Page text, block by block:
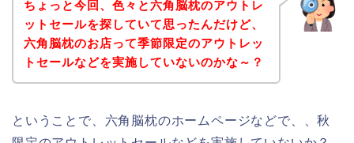
ちょっと今回、色々と六角脳枕のアウトレ
ットセールを探していて思ったんだけど、
六角脳枕のお店って季節限定のアウトレッ
トセールなどを実施していないのかな～？
ということで、六角脳枕のホームページなどで、、秋